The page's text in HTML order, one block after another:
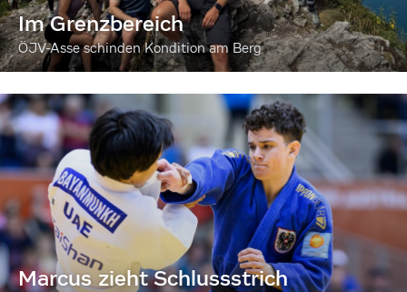
Im Grenzbereich
ÖJV-Asse schinden Kondition am Berg
Marcus zieht Schlussstrich